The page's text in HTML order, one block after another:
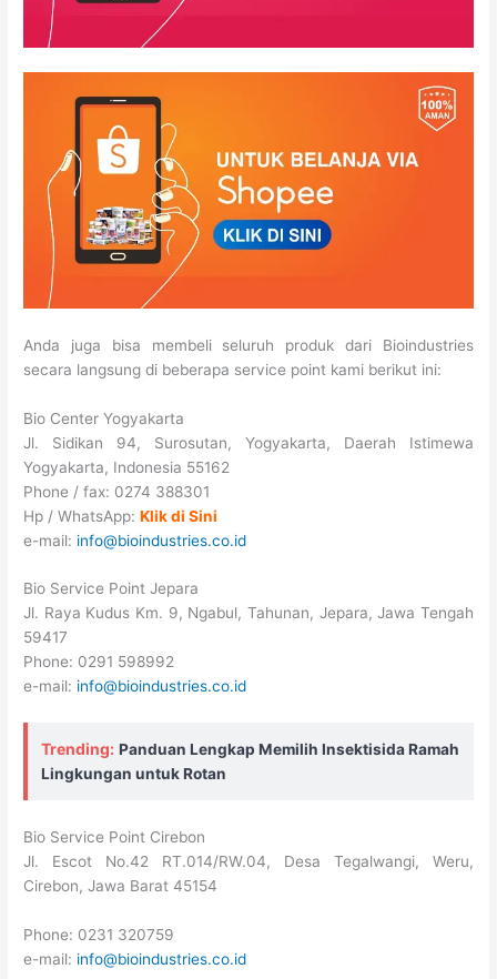
Anda juga bisa membeli seluruh produk dari Bioindustries
secara langsung di beberapa service point kami berikut ini:
Bio Center Yogyakarta
Jl. Sidikan 94, Surosutan, Yogyakarta, Daerah Istimewa
Yogyakarta, Indonesia 55162
Phone / fax: 0274 388301
Hp / WhatsApp:Klik di Sini
e-mail: info@bioindustries.co.id
Bio Service Point Jepara
Jl. Raya Kudus Km. 9, Ngabul, Tahunan, Jepara, Jawa Tengah
59417
Phone: 0291 598992
e-mail: info@bioindustries.co.id
Trending: Panduan Lengkap Memilih Insektisida Ramah
Lingkungan untuk Rotan
Bio Service Point Cirebon
Jl. Escot No.42 RT.014/RW.04, Desa Tegalwangi, Weru,
Cirebon, Jawa Barat 45154
Phone: 0231 320759
e-mail: info@bioindustries.co.id